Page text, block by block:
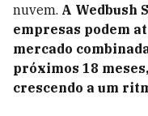
nuvem. A Wedbush
empresas podem
mercado
próximos 18
crescendo a um